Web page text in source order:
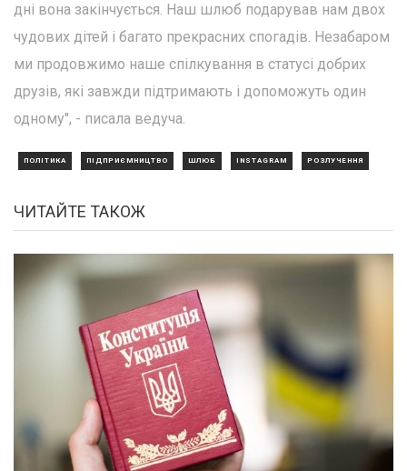
дні вона закінчується. Наш шлюб подарував нам двох
чудових дітей і багато прекрасних спогадів. Незабаром
ми продовжимо наше спілкування в статусі добрих
друзів, які завжди підтримають і допоможуть один
одному", - писала ведуча.
ПОЛІТИКА ПІДПРИЄМНИЦТВО ШЛЮБ INSTAGRAM РОЗЛУЧЕННЯ
ЧИТАЙТЕ ТАКОЖ